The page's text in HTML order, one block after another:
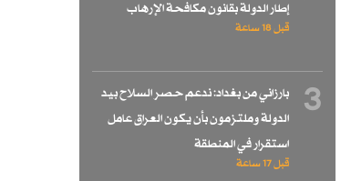
إطار الدولة بقانون مكافحة الإرهاب
قبل 18 ساعة
3
بارزاني من بغداد: ندعم حصر السلاح بيد
الدولة وملتزمون بأن يكون العراق عامل
استقرار في المنطقة
قبل 17 ساعة